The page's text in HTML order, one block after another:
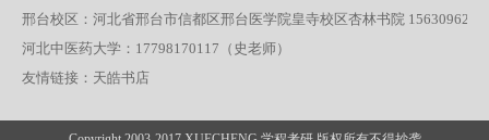
邢台校区：河北省邢台市信都区邢台医学院皇寺校区杏林书院
河北中医药大学：17798170117（史老师）
友情链接： 天皓书店